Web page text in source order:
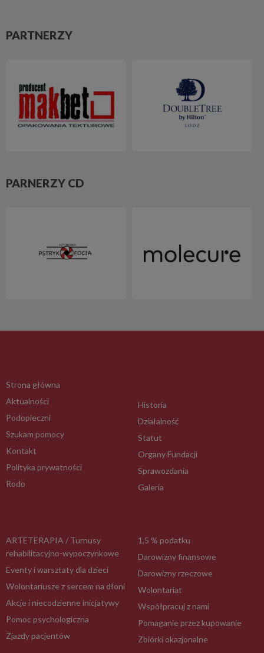
PARTNERZY
PARNERZY CD
Strona główna
Aktualności
Podopieczni
Szukam pomocy
Kontakt
Polityka prywatności
Rodo
Historia
Działalność
Statut
Organy Fundacji
Sprawozdania
Galeria
ARTETERAPIA / Turnusy
rehabilitacyjno-wypoczynkowe
Eventy i warsztaty dla dzieci
Wolontariusze z sercem na dłoni
Akcje i niecodzienne inicjatywy
Pomoc psychologiczna
Zjazdy pacjentów
1,5 % podatku
Darowizny finansowe
Darowizny rzeczowe
Wolontariat
Współpracuj z nami
Pomaganie przez kupowanie
Zbiórki okazjonalne